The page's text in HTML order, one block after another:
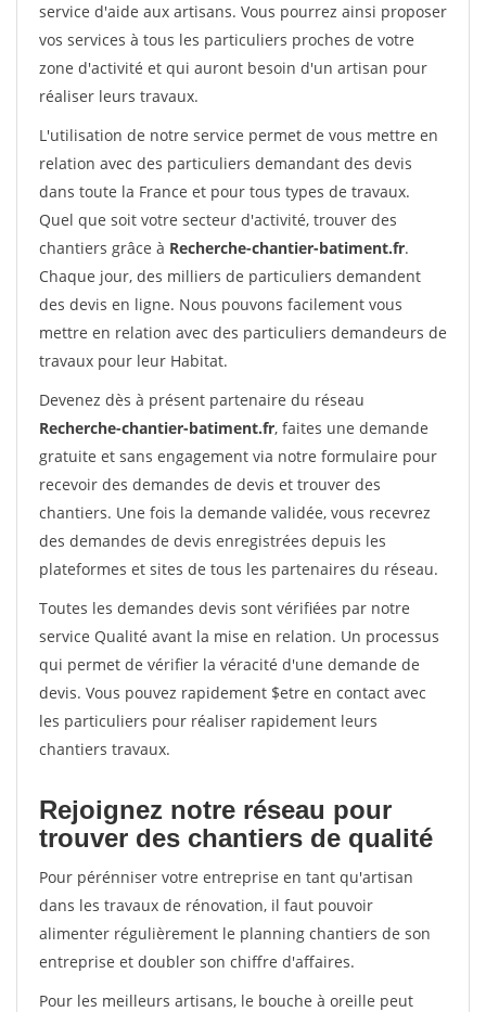
service d'aide aux artisans. Vous pourrez ainsi proposer
vos services à tous les particuliers proches de votre
zone d'activité et qui auront besoin d'un artisan pour
réaliser leurs travaux.
L'utilisation de notre service permet de vous mettre en
relation avec des particuliers demandant des devis
dans toute la France et pour tous types de travaux.
Quel que soit votre secteur d'activité, trouver des
chantiers grâce à Recherche-chantier-batiment.fr.
Chaque jour, des milliers de particuliers demandent
des devis en ligne. Nous pouvons facilement vous
mettre en relation avec des particuliers demandeurs de
travaux pour leur Habitat.
Devenez dès à présent partenaire du réseau
Recherche-chantier-batiment.fr, faites une demande
gratuite et sans engagement via notre formulaire pour
recevoir des demandes de devis et trouver des
chantiers. Une fois la demande validée, vous recevrez
des demandes de devis enregistrées depuis les
plateformes et sites de tous les partenaires du réseau.
Toutes les demandes devis sont vérifiées par notre
service Qualité avant la mise en relation. Un processus
qui permet de vérifier la véracité d'une demande de
devis. Vous pouvez rapidement $etre en contact avec
les particuliers pour réaliser rapidement leurs
chantiers travaux.
Rejoignez notre réseau pour
trouver des chantiers de qualité
Pour pérénniser votre entreprise en tant qu'artisan
dans les travaux de rénovation, il faut pouvoir
alimenter régulièrement le planning chantiers de son
entreprise et doubler son chiffre d'affaires.
Pour les meilleurs artisans, le bouche à oreille peut